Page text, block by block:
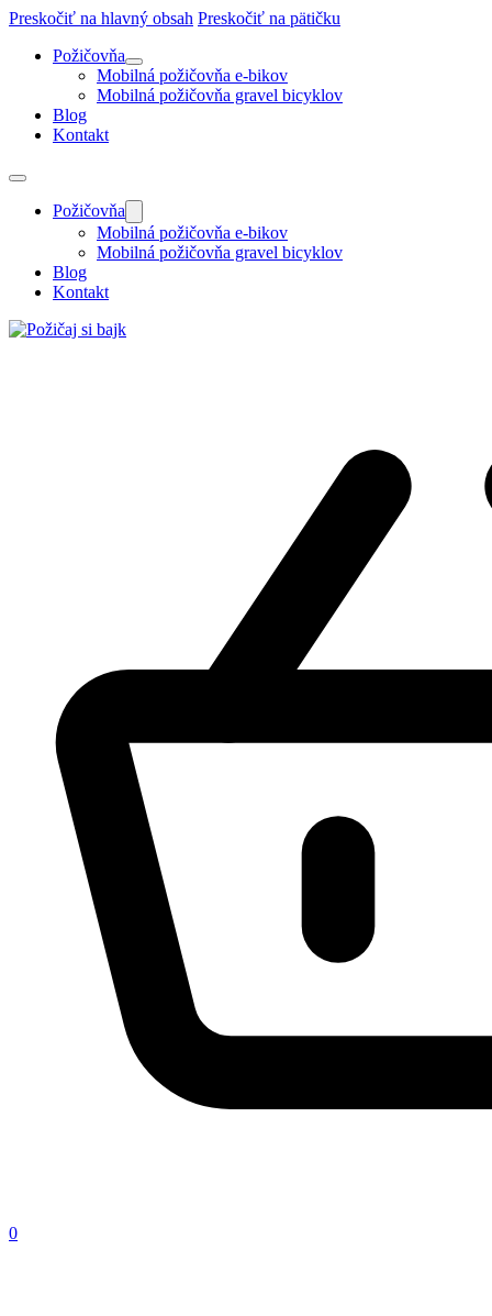
Preskočiť na hlavný obsah Preskočiť na pätičku
Požičovňa
Mobilná požičovňa e-bikov
Mobilná požičovňa gravel bicyklov
Blog
Kontakt
Požičovňa
Mobilná požičovňa e-bikov
Mobilná požičovňa gravel bicyklov
Blog
Kontakt
0